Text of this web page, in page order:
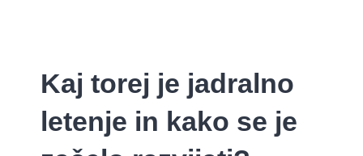
Kaj torej je jadralno
letenje in kako se je